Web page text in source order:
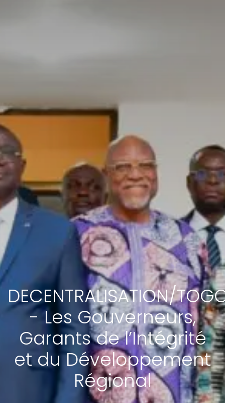
DECENTRALISATION/
- Les Gouverneurs,
Garants de l’Intégrité
et du Développement
Régional